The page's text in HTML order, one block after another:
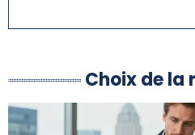
Choix de la